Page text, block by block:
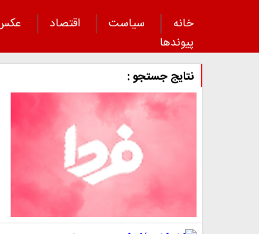
خانه سیاست اقتصاد
پیوند‌ها
نتایج جستجو :